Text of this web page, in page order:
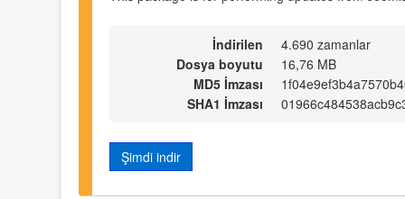
İndirilen
4.690 zamanlar
Dosya boyutu
16,76 MB
MD5 İmzası
SHA1 İmzası
Şimdi indir